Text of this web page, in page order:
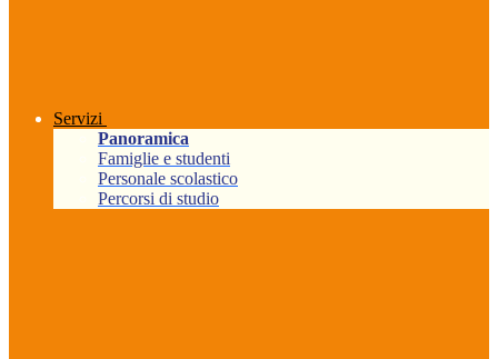
Servizi
Panoramica
Famiglie e studenti
Personale scolastico
Percorsi di studio